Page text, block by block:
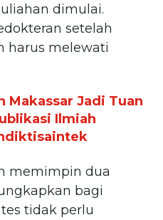
dimulai.
setelah
harus melewati
Makassar Jadi Tuan
Ilmiah
memimpin dua
bagi
tidak perlu